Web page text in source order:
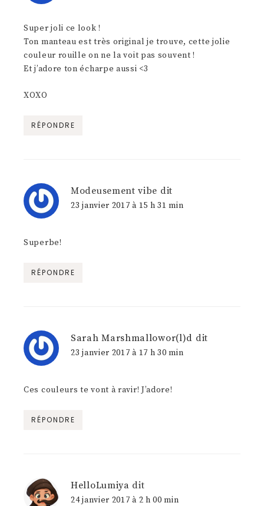
Super joli ce look !
Ton manteau est très original je trouve, cette jolie
couleur rouille on ne la voit pas souvent !
Et j’adore ton écharpe aussi <3
XOXO
RÉPONDRE
Modeusement vibe dit
23 janvier 2017 à 15 h 31 min
Superbe!
RÉPONDRE
Sarah Marshmallowor(l)d dit
23 janvier 2017 à 17 h 30 min
Ces couleurs te vont à ravir! J’adore!
RÉPONDRE
HelloLumiya dit
24 janvier 2017 à 2 h 00 min